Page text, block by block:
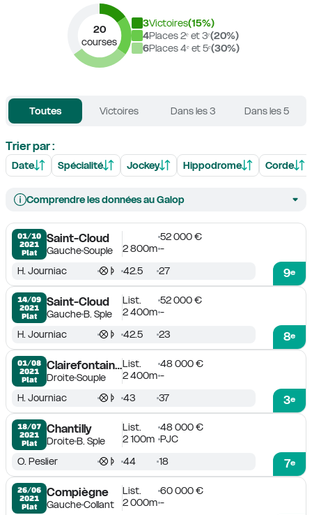
20
courses
3Victoires(15%)
4Places 2ᵉ et 3ᵉ(20%)
6Places 4ᵉ et 5ᵉ(30%)
Toutes Victoires Dans les 3 Dans les 5
Trier par :
Date Spécialité Jockey Hippodrome Corde
Comprendre les données au Galop
01/10
2021
Plat
Saint-Cloud
GaucheSouple
52 000 €
2 800m -
9e
H. Journiac 42.5 27
14/09
2021
Plat
Saint-Cloud
GaucheB. Sple
List.
52 000 €
2 400m -
8e
H. Journiac 42.5 23
01/08
2021
Plat
Clairefontaine-Deauville
DroiteSouple
List.
48 000 €
2 400m -
3e
H. Journiac 43 37
18/07
2021
Plat
Chantilly
DroiteB. Sple
List.
48 000 €
2 100m PJC
7e
O. Peslier 44 18
26/06
2021
Plat
Compiègne
GaucheCollant
List.
60 000 €
2 000m -